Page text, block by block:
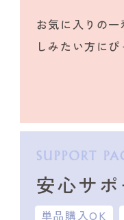
お気に入りの
しみたい方にぴ
安心サ
単品購入OK